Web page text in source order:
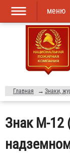
Перейти к
основному
содержанию
Skip to
navigation
меню
Главная → Знаки,
Знак М-12